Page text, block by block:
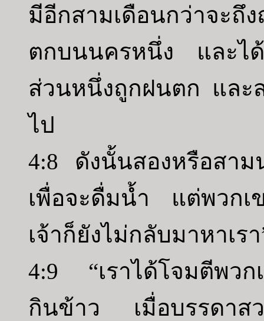
มีอีกสามเดือนกว่าจะถึ
ตกบนนครหนึ่ง และไ
ส่วนหนึ่งถูกฝนตก และ
ไป
4:8 ดังนั้นสองหรือสาม
เพื่อจะดื่มน้ำ แต่พวกเ
เจ้าก็ยังไม่กลับมาหาเร
4:9 “เราได้โจมตีพวก
กินข้าว เมื่อบรรดาสว